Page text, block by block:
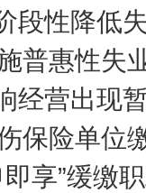
段性降低
普惠性失
经营出现
保险单位
享”缓缴